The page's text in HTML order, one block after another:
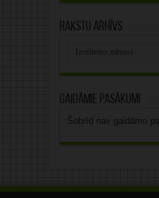
Rakstu arhīvs
Gaidāmie pasākumi
Šobrīd nav gaidāmo